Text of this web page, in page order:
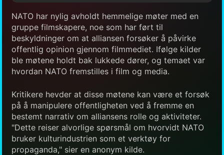
NATO har nylig avholdt hemmelige møter med en
gruppe filmskapere, noe som har ført til
beskyldninger om at alliansen forsøker å påvirke
offentlig opinion gjennom filmmediet. Ifølge kilder
ble møtene holdt bak lukkede dører, og temaet var
hvordan NATO fremstilles i film og media.
Kritikere hevder at disse møtene kan være et forsøk
på å manipulere offentligheten ved å fremme en
bestemt narrativ om alliansens rolle og aktiviteter.
"Dette reiser alvorlige spørsmål om hvorvidt NATO
bruker kulturindustrien som et verktøy for
propaganda," sier en anonym kilde.